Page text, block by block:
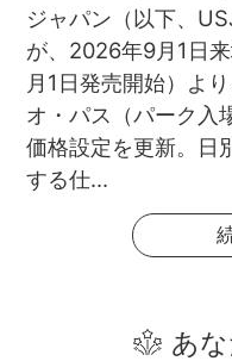
ジャパン（以下、
が、2026年9月1日
月1日発売開始）よ
オ・パス（パーク入
価格設定を更新。日
する仕...
あ